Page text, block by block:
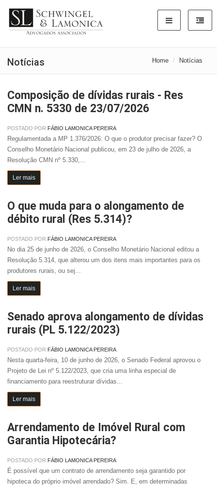
Notícias Home Notícias
Composição de dívidas rurais - Res
CMN n. 5330 de 23/07/2026
POSTADO POR FÁBIO LAMONICA PEREIRA
Regulamentada a MP 1.376/2026: O que o produtor precisar fazer? O
Conselho Monetário Nacional publicou, em 23 de julho de 2026, a
Resolução CMN nº 5.330,...
Ler mais
O que muda para o alongamento de
débito rural (Res 5.314)?
POSTADO POR FÁBIO LAMONICA PEREIRA
No dia 25 de junho de 2026, o Conselho Monetário Nacional editou a
Resolução 5.314, que alterou um dos itens mais importantes para os
produtores rurais, ou sej...
Ler mais
Senado aprova alongamento de dívidas
rurais (PL 5.122/2023)
POSTADO POR FÁBIO LAMONICA PEREIRA
Nesta quarta-feira, 10 de junho de 2026, o Senado Federal aprovou o
Projeto de Lei nº 5.122/2023, que cria uma linha especial de
financiamento para reestruturar dívidas...
Ler mais
Arrendamento de Imóvel Rural com
Garantia Hipotecária?
POSTADO POR FÁBIO LAMONICA PEREIRA
É possível que um contrato de arrendamento seja garantido por
hipoteca do próprio imóvel arrendado? Sim. E, em determinadas